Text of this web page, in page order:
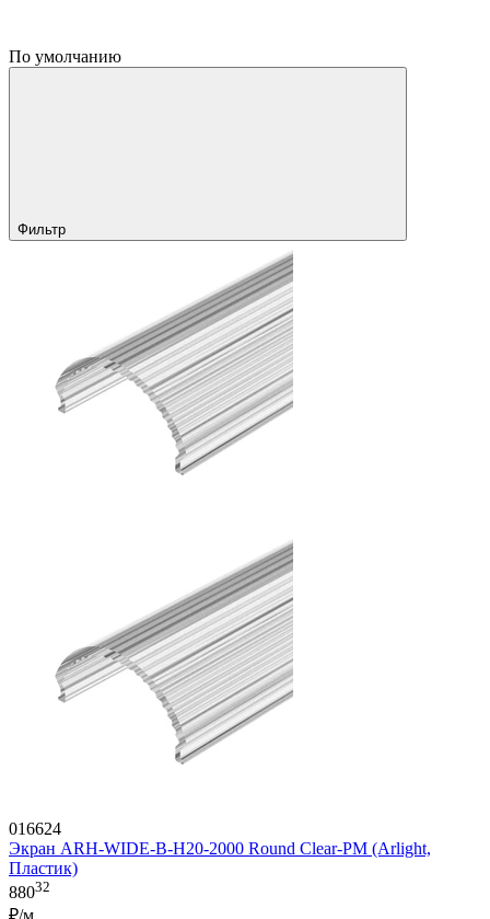
По умолчанию
Фильтр
016624
Экран ARH-WIDE-B-H20-2000 Round Clear-PM (Arlight,
Пластик)
88032